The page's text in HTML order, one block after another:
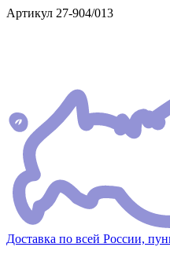
Артикул 27-904/013
Доставка по всей России,